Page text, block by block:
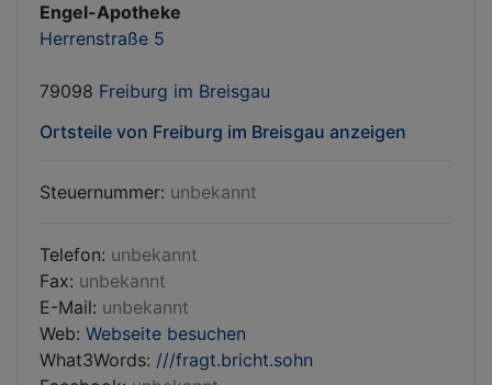
Engel-Apotheke
Herrenstraße 5
79098 Freiburg im Breisgau
Ortsteile von Freiburg im Breisgau anzeigen
Steuernummer: unbekannt
Telefon: unbekannt
Fax: unbekannt
E-Mail: unbekannt
Web: Webseite besuchen
What3Words: ///fragt.bricht.sohn